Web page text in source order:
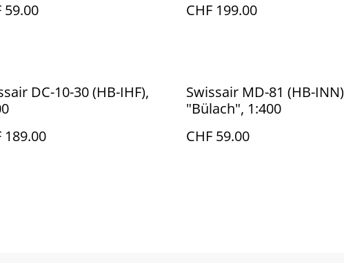
59.00
CHF 199.00
DC-10-30 (HB-IHF),
189.00
Swissair MD-81 (HB-INN)
"Bülach", 1:400
CHF 59.00